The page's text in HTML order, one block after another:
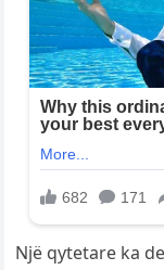
Një qytetare ka